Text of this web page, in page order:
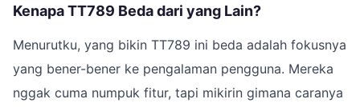
Kenapa TT789 Beda dari yang Lain?
Menurutku, yang bikin TT789 ini beda adalah fokusnya
yang bener-bener ke pengalaman pengguna. Mereka
nggak cuma numpuk fitur, tapi mikirin gimana caranya